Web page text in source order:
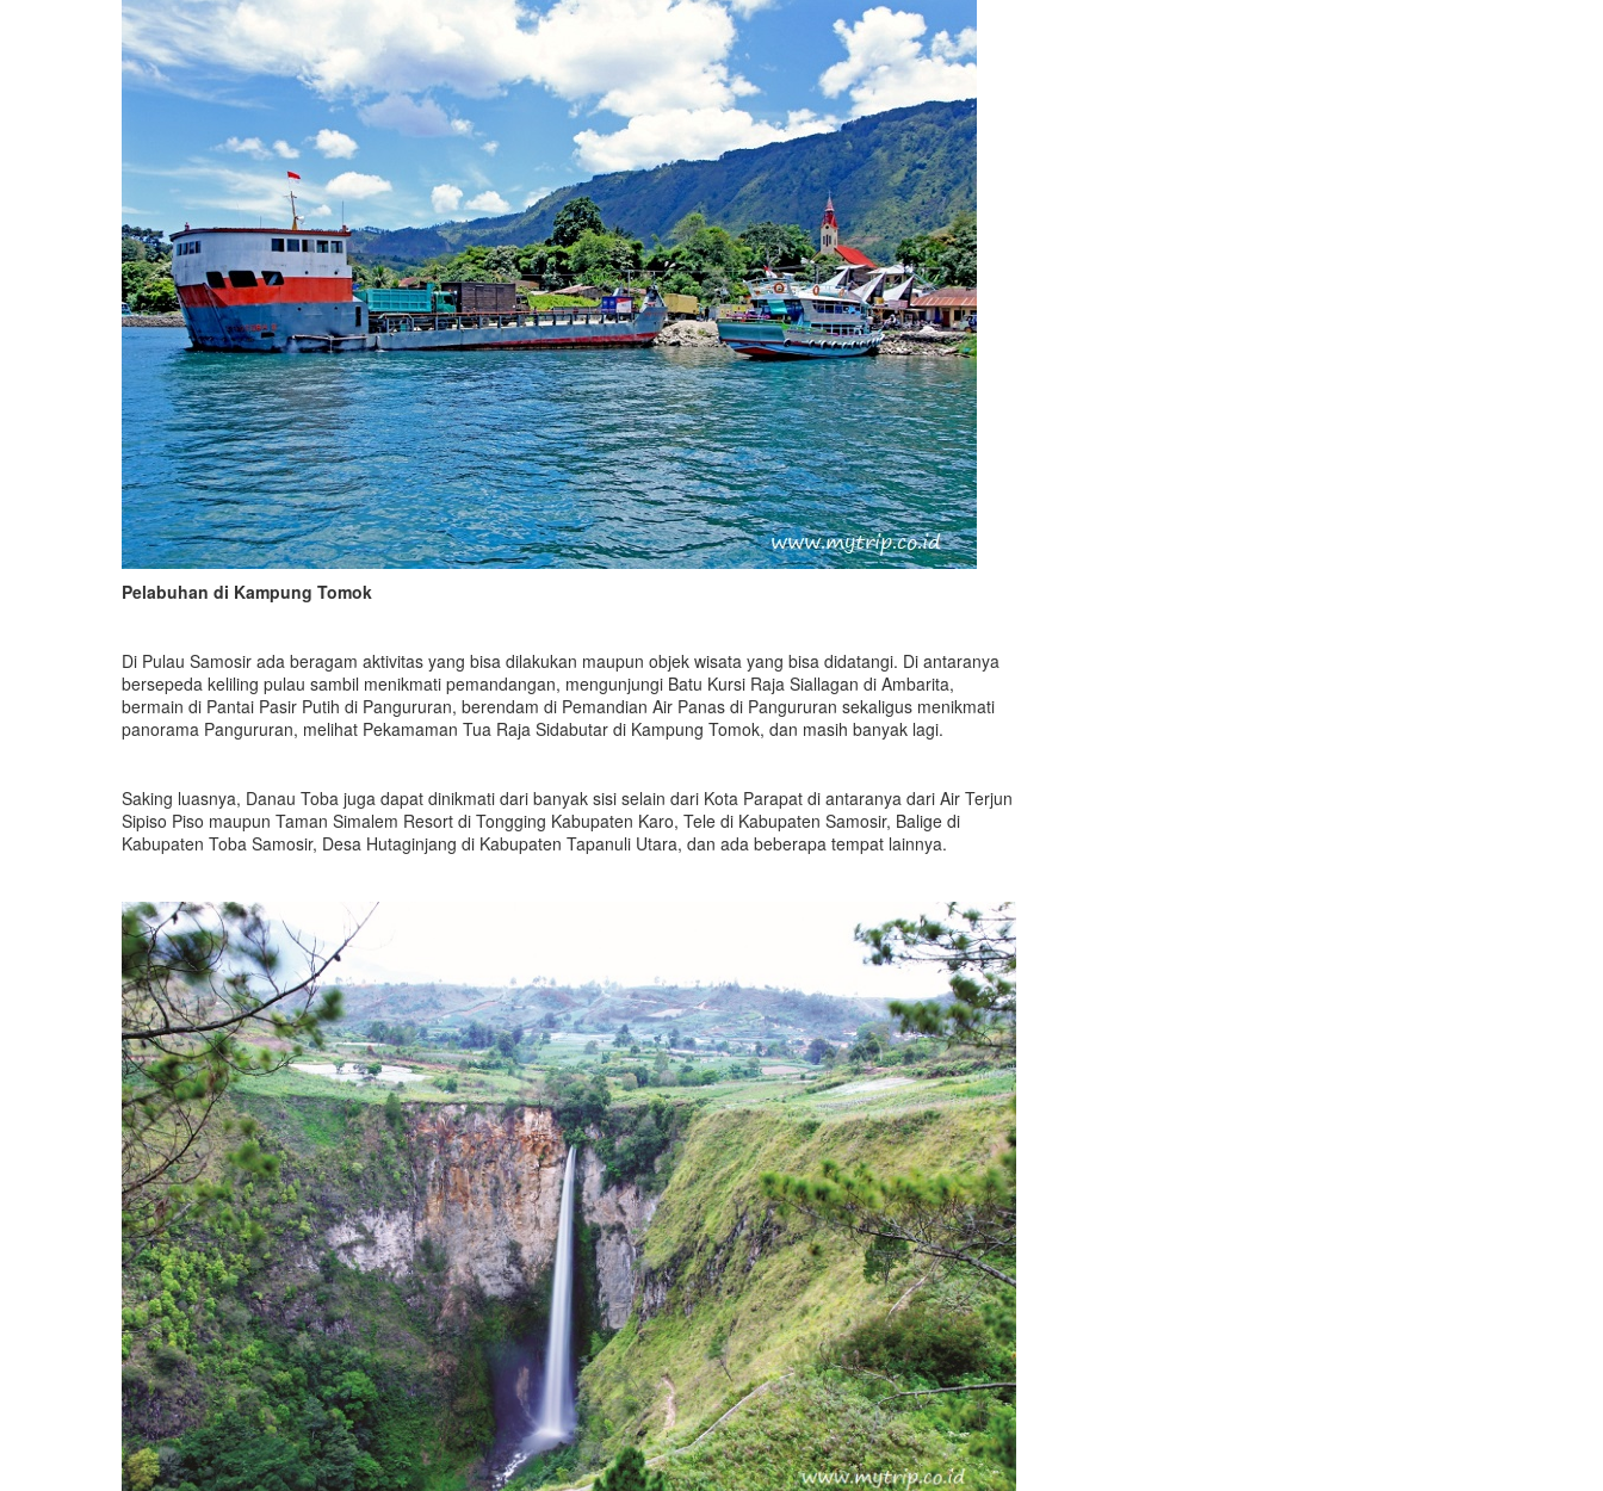
Pelabuhan di Kampung Tomok
Di Pulau Samosir ada beragam aktivitas yang bisa dilakukan maupun objek wisata yang bisa didatangi. Di antaranya
bersepeda keliling pulau sambil menikmati pemandangan, mengunjungi Batu Kursi Raja Siallagan di Ambarita,
bermain di Pantai Pasir Putih di Pangururan, berendam di Pemandian Air Panas di Pangururan sekaligus menikmati
panorama Pangururan, melihat Pekamaman Tua Raja Sidabutar di Kampung Tomok, dan masih banyak lagi.
Saking luasnya, Danau Toba juga dapat dinikmati dari banyak sisi selain dari Kota Parapat di antaranya dari Air Terjun
Sipiso Piso maupun Taman Simalem Resort di Tongging Kabupaten Karo, Tele di Kabupaten Samosir, Balige di
Kabupaten Toba Samosir, Desa Hutaginjang di Kabupaten Tapanuli Utara, dan ada beberapa tempat lainnya.